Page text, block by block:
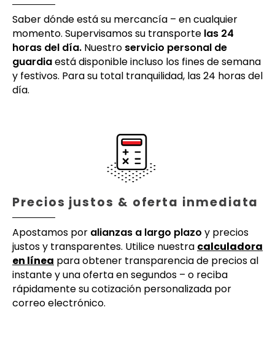
Saber dónde está su mercancía – en cualquier
momento. Supervisamos su transporte las 24
horas del día. Nuestro servicio personal de
guardiaestá disponible incluso los fines de semana
y festivos. Para su total tranquilidad, las 24 horas del
día.
Precios justos & oferta inmediata
Apostamos por alianzas a largo plazo y precios
justos y transparentes. Utilice nuestra calculadora
en línea para obtener transparencia de precios al
instante y una oferta en segundos – o reciba
rápidamente su cotización personalizada por
correo electrónico.